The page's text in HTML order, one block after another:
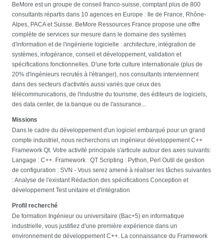
BeMore est un groupe de conseil franco-suisse, comptant plus de 800
consultants répartis dans 10 agences en Europe : Ile de France, Rhône-
Alpes, PACA et Suisse. BeMore Ressources France propose une offre
complète de services sur mesure dans le domaine des systèmes
d'information et de l'ingénierie logicielle : architecture, intégration de
systèmes, infogérance, conseil et développement, validation et
spécifications fonctionnelles. D'une forte culture internationale (plus de
20% d'ingénieurs recrutés à l'étranger), nos consultants interviennent
dans des secteurs d'activités aussi variés que ceux des
télécommunications, de l'industrie du tourisme, des éditeurs de logiciels,
des data center, de la banque ou de l'assurance...
Missions
Dans le cadre du développement d'un logiciel embarqué pour un grand
compte industriel, nous recherchons un ingénieur développement C++
Framework Qt. Votre activité principale s'articule autour des axes suivants:
Langage : C++. Framework : QT Scripting : Python, Perl Outil de gestion
de configuration : SVN - Vous serez amené à réaliser les tâches suivantes
: Analyse de l'existant Rédaction des spécifications Conception et
développement Test unitaire et d'intégration
Profil recherché
De formation Ingénieur ou universitaire (Bac+5) en informatique
industrielle, vous justifiez d'une première expérience dans un
environnement de développement C++. La connaissance du Framework